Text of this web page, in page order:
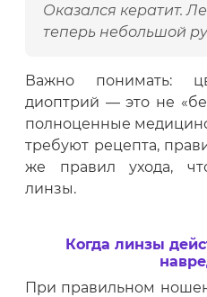
Оказался кератит.
теперь небольшой
Важно понимать:
диоптрий — это не
полноценные
требуют рецепта,
же правил ухода,
линзы.
Когда линзы
При правильном